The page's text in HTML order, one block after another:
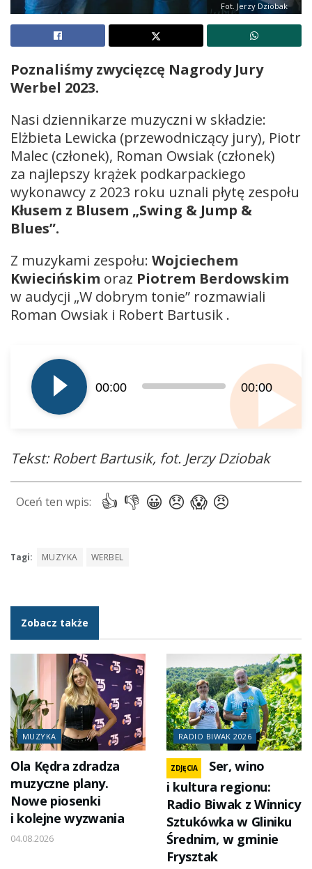
Fot. Jerzy Dziobak
Poznaliśmy zwycięzcę Nagrody Jury
Werbel 2023.
Nasi dziennikarze muzyczni w składzie:
Elżbieta Lewicka (przewodniczący jury), Piotr
Malec (członek), Roman Owsiak (członek)
za najlepszy krążek podkarpackiego
wykonawcy z 2023 roku uznali płytę zespołu
Kłusem z Blusem „Swing & Jump &
Blues”.
Z muzykami zespołu: Wojciechem
Kwiecińskim oraz Piotrem Berdowskim
w audycji „W dobrym tonie” rozmawiali
Roman Owsiak i Robert Bartusik .
plików
dźwiękowych
00:00 00:00
Tekst: Robert Bartusik, fot. Jerzy Dziobak
Tagi: MUZYKA WERBEL
Zobacz także
MUZYKA
Ola Kędra zdradza
muzyczne plany.
Nowe piosenki
i kolejne wyzwania
04.08.2026
RADIO BIWAK 2026
ZDJĘCIA
Ser, wino
i kultura regionu:
Radio Biwak z Winnicy
Sztukówka w Gliniku
Średnim, w gminie
Frysztak